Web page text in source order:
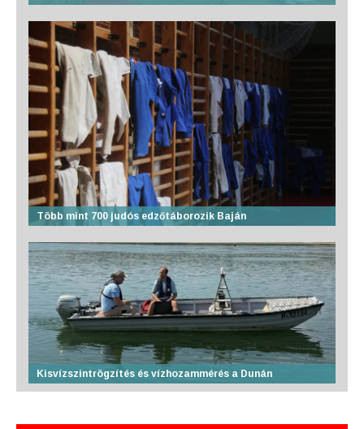
Több mint 700 judós edzőtáborozik Baján
Kisvízszintrögzítés és vízhozammérés a Dunán